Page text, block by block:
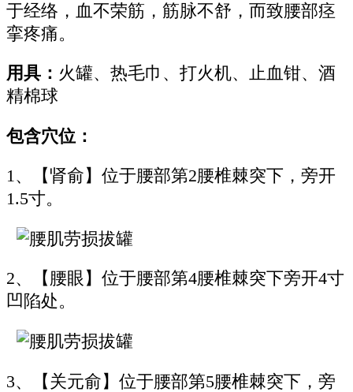
于经络，血不荣筋，筋脉不舒，而致腰部痉
挛疼痛。
用具： 火罐、热毛巾、打火机、止血钳、酒
精棉球
包含穴位：
1、【肾俞】位于腰部第2腰椎棘突下，旁开
1.5寸。
2、【腰眼】位于腰部第4腰椎棘突下旁开4寸
凹陷处。
3、【关元俞】位于腰部第5腰椎棘突下，旁